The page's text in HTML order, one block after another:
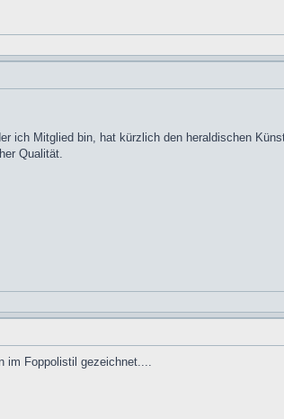
ich Mitglied bin, hat kürzlich den heraldischen
Qualität.
im Foppolistil gezeichnet....